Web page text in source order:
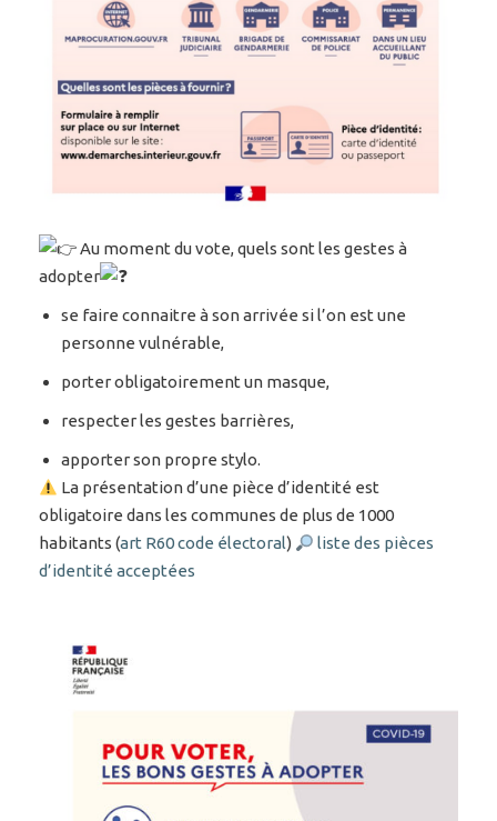
Au moment du vote, quels sont les gestes à
adopter
se faire connaitre à son arrivée si l’on est une
personne vulnérable,
porter obligatoirement un masque,
respecter les gestes barrières,
apporter son propre stylo.
La présentation d’une pièce d’identité est
obligatoire dans les communes de plus de 1000
habitants (art R60 code électoral)
liste des pièces
d’identité acceptées